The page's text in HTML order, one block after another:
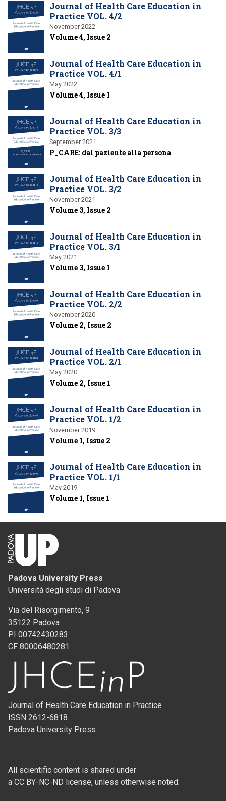
Journal of Health Care Education in
Practice VOL. 4/2
November 2022
Volume 4, Issue 2
Journal of Health Care Education in
Practice VOL. 4/1
May 2022
Volume 4, Issue 1
Journal of Health Care Education in
Practice VOL. 3/3
September 2021
P_CARE: dal paziente alla persona
Journal of Health Care Education in
Practice VOL. 3/2
November 2021
Volume 3, Issue 2
Journal of Health Care Education in
Practice VOL. 3/1
May 2021
Volume 3, Issue 1
Journal of Health Care Education in
Practice VOL. 2/2
November 2020
Volume 2, Issue 2
Journal of Health Care Education in
Practice VOL. 2/1
May 2020
Volume 2, Issue 1
Journal of Health Care Education in
Practice VOL. 1/2
November 2019
Volume 1, Issue 2
Journal of Health Care Education in
Practice VOL. 1/1
May 2019
Volume 1, Issue 1
Padova University Press
Università degli studi di Padova
Via del Risorgimento, 9
35122 Padova
PI 00742430283
CF 80006480281
Journal of Health Care Education in Practice
ISSN 2612-6818
Padova University Press
All scientific content is shared under
a CC BY-NC-ND license, unless otherwise noted.